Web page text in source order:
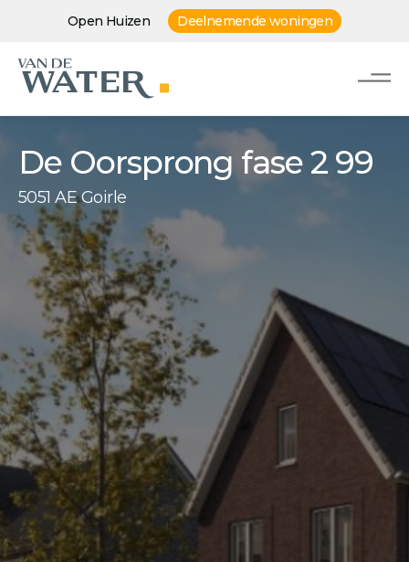
Open Huizen Deelnemende woningen
De Oorsprong fase 2 99
5051 AE Goirle